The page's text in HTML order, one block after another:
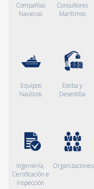
Compañías
Navieras
Consultores
Marítimos
Equipos
Naúticos
Estiba y
Desestiba
Ingeniería,
Certificación e
Inspección
Organizaciones